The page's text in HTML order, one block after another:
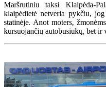
Maršrutiniu taksi Klaipėda-
klaipėdietė netveria pykčiu,
statinėje. Anot moters,
kursuojančių autobusiukų, bet ir